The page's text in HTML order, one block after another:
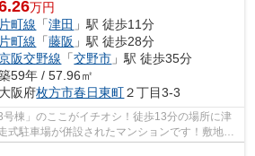
万円
片町線 「津田 」駅 徒歩11分
片町線 「藤阪 」駅 徒歩28分
阪交野線 「交野市 」駅 徒歩35分
59年 / 57.96㎡
大阪府枚方市春日東町２丁目3-3
棟」のここがイチオシ！徒歩13分の場所に津
式駐車場が併設されたマンションです！敷地内
で、遠くま...